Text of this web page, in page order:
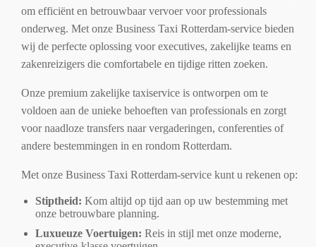
om efficiënt en betrouwbaar vervoer voor professionals
onderweg. Met onze Business Taxi Rotterdam-service bieden
wij de perfecte oplossing voor executives, zakelijke teams en
zakenreizigers die comfortabele en tijdige ritten zoeken.
Onze premium zakelijke taxiservice is ontworpen om te
voldoen aan de unieke behoeften van professionals en zorgt
voor naadloze transfers naar vergaderingen, conferenties of
andere bestemmingen in en rondom Rotterdam.
Met onze Business Taxi Rotterdam-service kunt u rekenen op:
Stiptheid: Kom altijd op tijd aan op uw bestemming met
onze betrouwbare planning.
Luxueuze Voertuigen: Reis in stijl met onze moderne,